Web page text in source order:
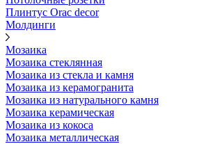
Плинтус Orac decor
Молдинги
Мозаика
Мозаика стеклянная
Мозаика из стекла и камня
Мозаика из керамогранита
Мозаика из натурального камня
Мозаика керамическая
Мозаика из кокоса
Мозаика металлическая